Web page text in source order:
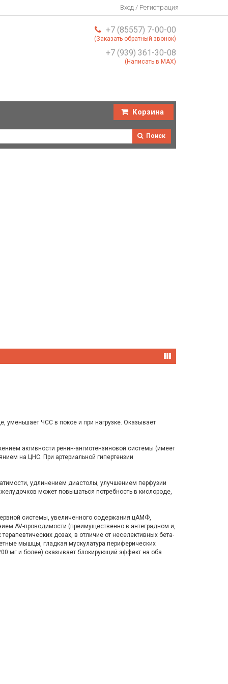
Вход / Регистрация
+7 (85557) 7-00-00
(Заказать обратный звонок)
+7 (939) 361-30-08
(Написать в MAX)
Корзина
Поиск
уменьшает ЧСС в покое и при нагрузке. Оказывает
активности ренин-ангиотензиновой системы (имеет
на ЦНС. При артериальной гипертензии
удлинением диастолы, улучшением перфузии
может повышаться потребность в кислороде,
системы, увеличенного содержания цАМФ,
AV-проводимости (преимущественно в антеградном и,
дозах, в отличие от неселективных бета-
мышцы, гладкая мускулатура периферических
мг и более) оказывает блокирующий эффект на оба